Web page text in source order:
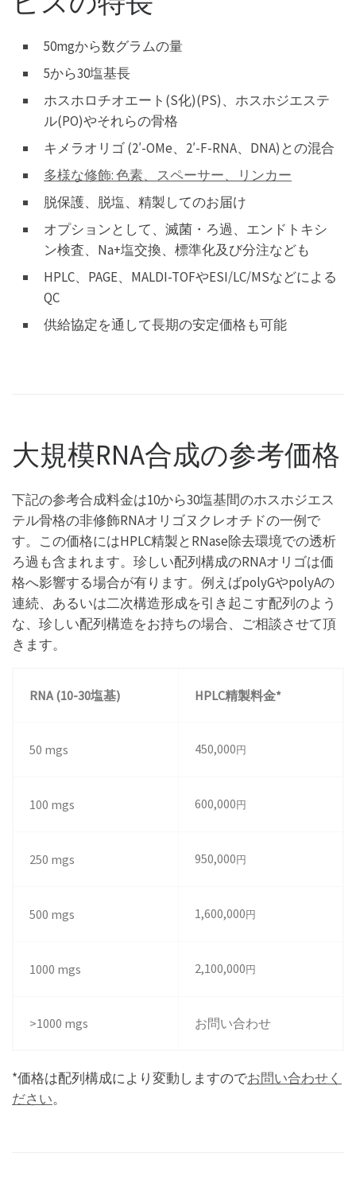
50mgから数グラムの量
5から30塩基長
ホスホロチオエート(S化)(PS)、ホスホジエステ
ル(PO)やそれらの骨格
キメラオリゴ (2′-OMe、2′-F-RNA、DNA)との混合
多様な修飾: 色素、スペーサー、リンカー
脱保護、脱塩、精製してのお届け
オプションとして、滅菌・ろ過、エンドトキシ
ン検査、Na+塩交換、標準化及び分注なども
HPLC、PAGE、MALDI-TOFやESI/LC/MSなどによる
QC
供給協定を通して長期の安定価格も可能
大規模RNA合成の参考価格
下記の参考合成料金は10から30塩基間のホスホジエス
テル骨格の非修飾RNAオリゴヌクレオチドの一例で
す。この価格にはHPLC精製とRNase除去環境での透析
ろ過も含まれます。珍しい配列構成のRNAオリゴは価
格へ影響する場合が有ります。例えばpolyGやpolyAの
連続、あるいは二次構造形成を引き起こす配列のよう
な、珍しい配列構造をお持ちの場合、ご相談させて頂
きます。
RNA (10-30塩基) HPLC精製料金*
50 mgs 450,000円
100 mgs 600,000円
250 mgs 950,000円
500 mgs 1,600,000円
1000 mgs 2,100,000円
>1000 mgs お問い合わせ
*価格は配列構成により変動しますのでお問い合わせく
ださい。